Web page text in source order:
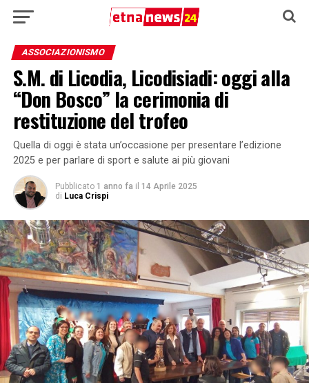
ASSOCIAZIONISMO
S.M. di Licodia, Licodisiadi: oggi alla
“Don Bosco” la cerimonia di
restituzione del trofeo
Quella di oggi è stata un’occasione per presentare l’edizione
2025 e per parlare di sport e salute ai più giovani
Pubblicato 1 anno fa il 14 Aprile 2025
di Luca Crispi